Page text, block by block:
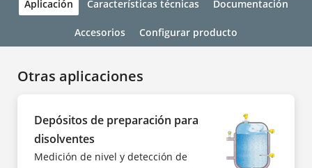
Aplicación Características técnicas Documentación
Accesorios Configurar producto
Otras aplicaciones
Depósitos de preparación para
disolventes
Medición de nivel y detección de